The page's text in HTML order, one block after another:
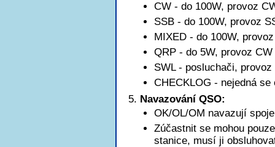
CW - do 100W, provoz
SSB - do 100W, provoz
MIXED - do 100W,
QRP - do 5W, provoz
SWL - posluchači,
CHECKLOG - nejedná
Navazování QSO:
OK/OL/OM navazují
Zúčastnit se mohou
stanice, musí ji